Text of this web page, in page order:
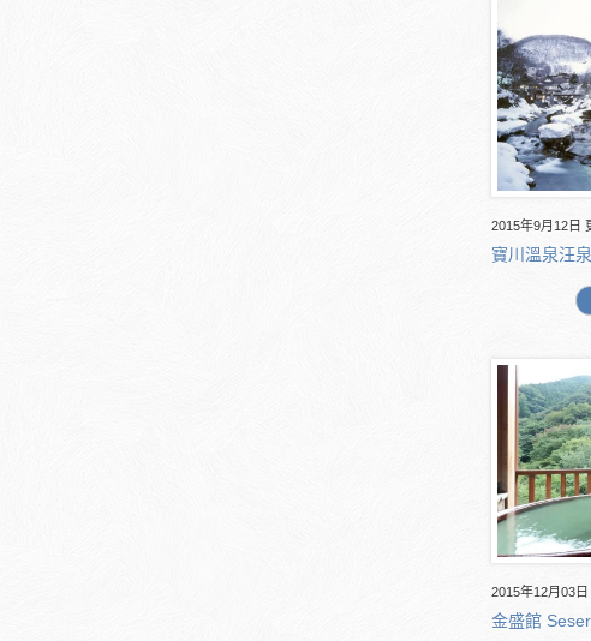
2015年9月12日
寶川溫泉汪
2015年12月03
金盛館